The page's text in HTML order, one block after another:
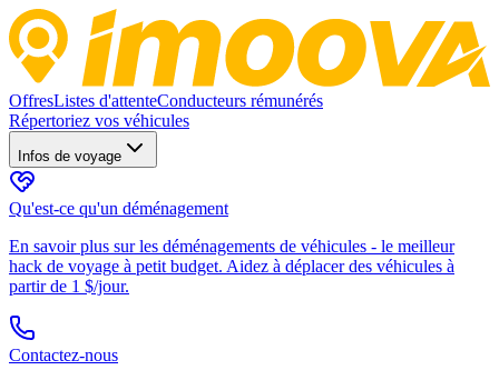
OffresListes d'attenteConducteurs rémunérés
Répertoriez vos véhicules
Infos de voyage
Qu'est-ce qu'un déménagement
En savoir plus sur les déménagements de véhicules - le meilleur
hack de voyage à petit budget. Aidez à déplacer des véhicules à
partir de 1 $/jour.
Contactez-nous